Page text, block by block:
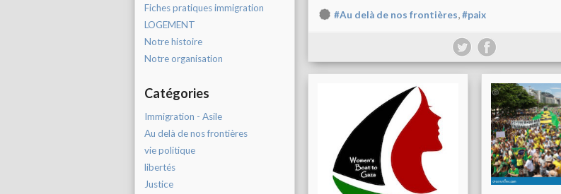
Fiches pratiques immigration
LOGEMENT
Notre histoire
Notre organisation
Catégories
Immigration - Asile
Au delà de nos frontières
vie politique
libertés
Justice
#Au delà de nos frontières,#paix